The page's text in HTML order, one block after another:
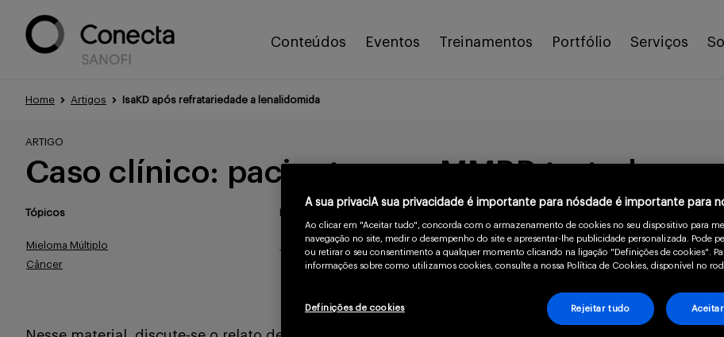
Conteúdos Eventos Treinamentos Portfólio Serviços
Home Artigos IsaKD após refratariedade a lenalidomida
ARTIGO
Caso clínico: paciente com MMRR tratado
Tópicos
Mieloma Múltiplo
Câncer
Publicado
8 min
A sua privaciA sua privacidade é importante para nósdade é importante para
Ao clicar em "Aceitar tudo", concorda com o armazenamento de cookies no seu dispositivo para
navegação no site, medir o desempenho do site e apresentar-lhe publicidade personalizada. Pode
ou retirar o seu consentimento a qualquer momento clicando na ligação "Definições de cookies".
informações sobre como utilizamos cookies, consulte a nossa Política de Cookies, disponível no
Definições de cookies Rejeitar tudo